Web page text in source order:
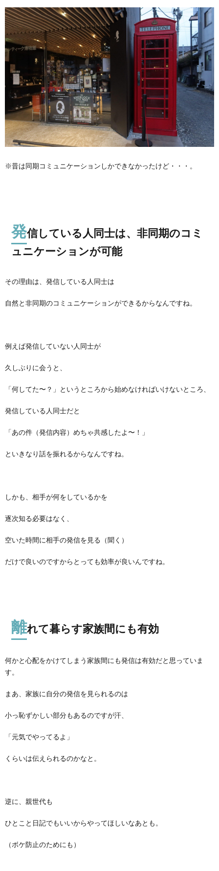
※昔は同期コミュニケーションしかできなかったけど・・・。
発信している人同士は、非同期のコミ
ュニケーションが可能
その理由は、発信している人同士は
自然と非同期のコミュニケーションができるからなんですね。
例えば発信していない人同士が
久しぶりに会うと、
「何してた〜？」というところから始めなければいけないところ、
発信している人同士だと
「あの件（発信内容）めちゃ共感したよ〜！」
といきなり話を振れるからなんですね。
しかも、相手が何をしているかを
逐次知る必要はなく、
空いた時間に相手の発信を見る（聞く）
だけで良いのですからとっても効率が良いんですね。
離れて暮らす家族間にも有効
何かと心配をかけてしまう家族間にも発信は有効だと思っていま
す。
まあ、家族に自分の発信を見られるのは
小っ恥ずかしい部分もあるのですが汗、
「元気でやってるよ」
くらいは伝えられるのかなと。
逆に、親世代も
ひとこと日記でもいいからやってほしいなあとも。
（ボケ防止のためにも）